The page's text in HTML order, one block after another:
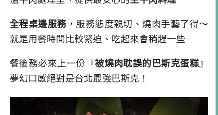
全程桌邊服務 ，服務態度親切、燒肉手藝了得～
就是用餐時間比較緊迫、吃起來會稍趕一些
餐後務必來上一份『被燒肉耽誤的巴斯克蛋糕』
夢幻口感絕對是台北最強巴斯克！